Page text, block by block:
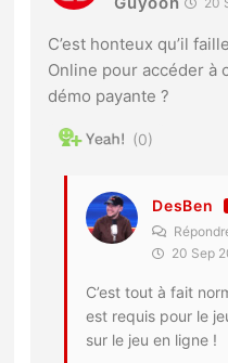
C’est honteux qu’il
Online pour accéder à
démo payante ?
0
DesBen
20 Sep
C’est tout à fait
est requis pour le
sur le jeu en ligne !